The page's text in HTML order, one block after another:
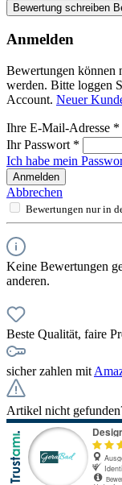
Bewertung schreiben
Anmelden
Bewertungen können
werden. Bitte loggen
Account. Neuer
Ihre E-Mail-Adresse *
Ihr Passwort *
Ich habe mein
Anmelden
Abbrechen
Bewertungen nur in
Keine Bewertungen
anderen.
Beste Qualität, faire
sicher zahlen mit
Artikel nicht